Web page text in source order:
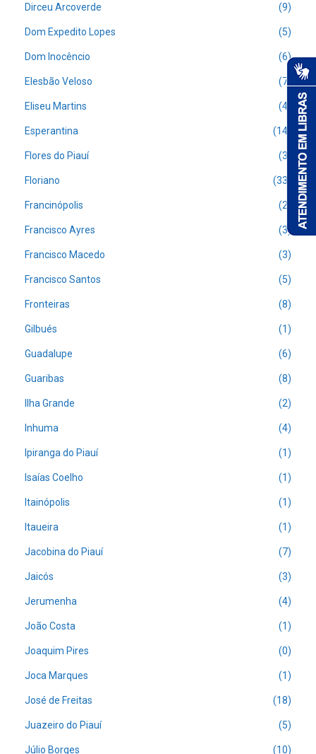
Dirceu Arcoverde (9)
Dom Expedito Lopes (5)
Dom Inocêncio (6)
Elesbão Veloso (7)
Eliseu Martins (4)
Esperantina (14)
Flores do Piauí (3)
Floriano (33)
Francinópolis (2)
Francisco Ayres (3)
Francisco Macedo (3)
Francisco Santos (5)
Fronteiras (8)
Gilbués (1)
Guadalupe (6)
Guaribas (8)
Ilha Grande (2)
Inhuma (4)
Ipiranga do Piauí (1)
Isaías Coelho (1)
Itainópolis (1)
Itaueira (1)
Jacobina do Piauí (7)
Jaicós (3)
Jerumenha (4)
João Costa (1)
Joaquim Pires (0)
Joca Marques (1)
José de Freitas (18)
Juazeiro do Piauí (5)
Júlio Borges (10)